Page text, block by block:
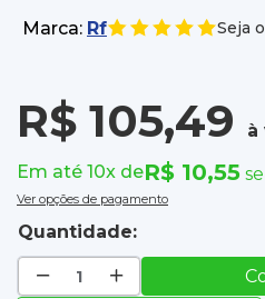
Marca: Rf Seja
R$ 105,49
à
Em até 10x deR$ 10,55
Ver opções de pagamento
Quantidade: